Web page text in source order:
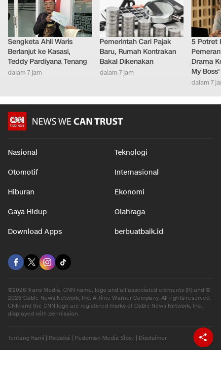
Sengketa Ahli Waris
Berlanjut ke Kasasi,
Teddy Pardiyana Tenang
dalam 7 jam
Pemerintah Cari Pajak
Baru, Rumah Kontrakan
Bakal Dikenakan
dalam 7 jam
5 Potret
Drama
My Boss'
dalam 7
Nasional Teknologi
Otomotif Internasional
Hiburan Ekonomi
Gaya Hidup Olahraga
Download Apps berbuatbaik.id
©2026 Trans Media, CNN name, logo and all associated elements (R) and ©
2026 Cable News Network, Inc. A Time Warner Company. All rights reserved.
CNN and the CNN logo are registered marks of Cable News Network, Inc.,
displayed with permission.
Tentang Kami Redaksi Pedoman Media Siber Disclaimer